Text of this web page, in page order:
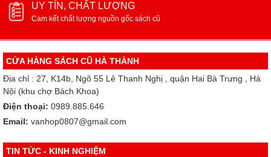
UY TÍN, CHẤT LƯỢNG
Cam kết chất lượng nguồn gốc sách cũ
CỬA HÀNG SÁCH CŨ HÀ THÀNH
Địa chỉ : 27, K14b, Ngõ 55 Lê Thanh Nghị , quận Hai Bà Trưng , Hà
Nội (khu chợ Bách Khoa)
Điện thoại: 0989.885.646
Email: vanhop0807@gmail.com
TIN TỨC - KINH NGHIỆM